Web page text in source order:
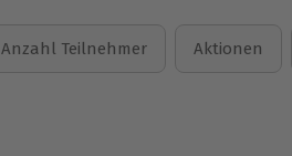
Anzahl Teilnehmer Aktionen